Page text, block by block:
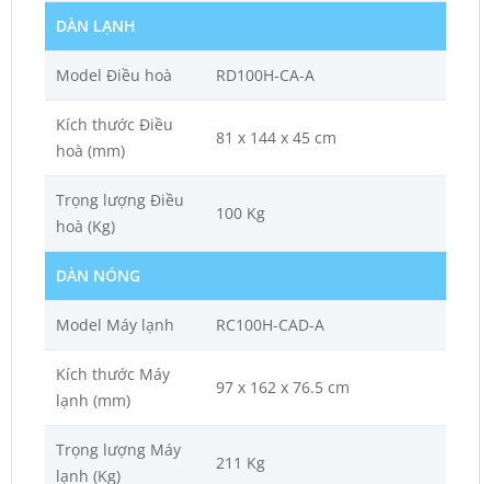
DÀN LẠNH
Model Điều hoà RD100H-CA-A
Kích thước Điều
hoà (mm)
81 x 144 x 45 cm
Trọng lượng Điều
hoà (Kg)
100 Kg
DÀN NÓNG
Model Máy lạnh RC100H-CAD-A
Kích thước Máy
lạnh (mm)
97 x 162 x 76.5 cm
Trọng lượng Máy
lạnh (Kg)
211 Kg